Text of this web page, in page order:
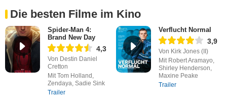
Die besten Filme im Kino
Spider-Man 4:
Brand New Day
4,3
Von Destin Daniel
Cretton
Mit Tom Holland,
Zendaya, Sadie Sink
Trailer
Verflucht Normal
3,9
Von Kirk Jones (II)
Mit Robert Aramayo,
Shirley Henderson,
Maxine Peake
Trailer